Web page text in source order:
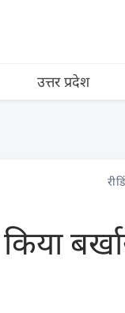
उत्तर प्रदेश